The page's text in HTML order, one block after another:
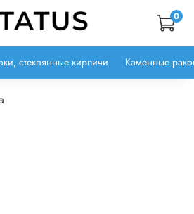
0
стеклянные кирпичи Каменные